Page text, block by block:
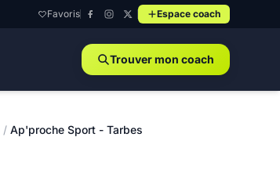
Favoris Espace coach
Trouver mon coach
/ Ap'proche Sport - Tarbes